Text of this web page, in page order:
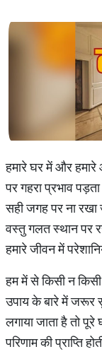
हमारे घर में और
पर गहरा प्रभाव
सही जगह पर ना
वस्तु गलत स्थान पर
हमारे जीवन में
हम में से किसी न
उपाय के बारे में जरूर
लगाया जाता है तो
परिणाम की प्राप्ति